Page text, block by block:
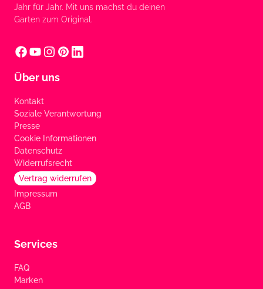
Jahr für Jahr. Mit uns machst du deinen
Garten zum Original.
Über uns
Kontakt
Soziale Verantwortung
Presse
Cookie Informationen
Datenschutz
Widerrufsrecht
Vertrag widerrufen
Impressum
AGB
Services
FAQ
Marken